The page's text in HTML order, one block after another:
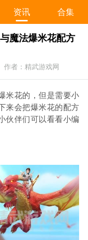
资讯 合集
魔法爆米花配方
作者：精武游戏网
米花的，但是需要小
来会把爆米花的配方
伙伴们可以看看小编